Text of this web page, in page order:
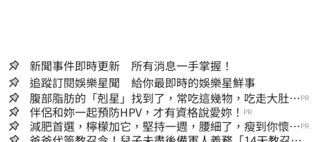
新聞事件即時更新 所有消息一手掌握！
追蹤訂閱娛樂星聞 給你最即時的娛樂星鮮事
腹部脂肪的「剋星」找到了，常吃這幾物，吃走大肚
囊，瘦出小蠻腰
PR
伴侶和妳一起預防HPV，才有資格說愛妳！ PR
減肥首選，檸檬加它，堅持一週，腰細了，瘦到你懷疑PR